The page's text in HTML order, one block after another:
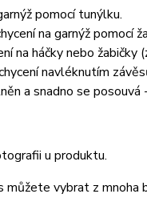
pomocí tunýlku.
na garnýž pomocí
na háčky nebo
navléknutím
a snadno se
u produktu.
můžete vybrat z mnoha